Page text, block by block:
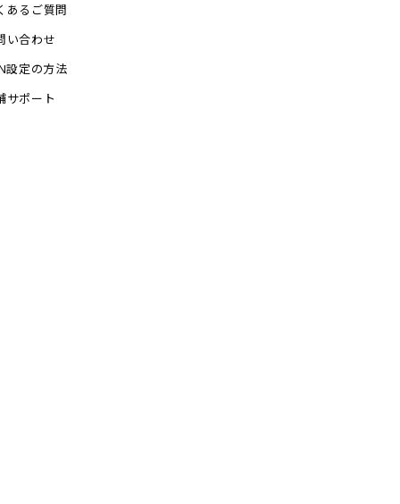
あるご質問
い合わせ
設定の方法
サポート